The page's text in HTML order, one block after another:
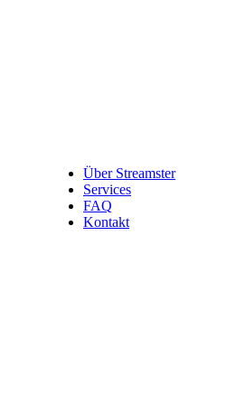
Über Streamster
Services
FAQ
Kontakt